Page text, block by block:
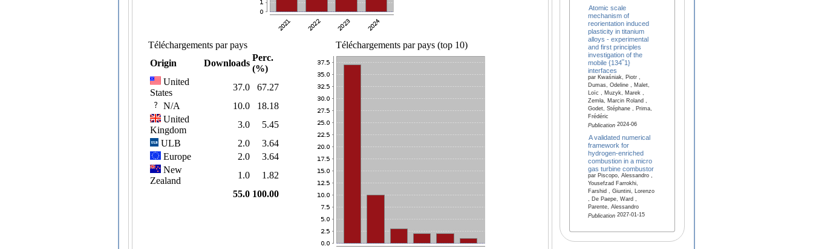
Atomic scale
mechanism of
reorientation induced
plasticity in titanium
alloys - experimental
and first principles
investigation of the
mobile {134‾1}
interfaces
par Kwaśniak, Piotr ,
Dumas, Odeline , Malet,
Loïc , Muzyk, Marek ,
Zemła, Marcin Roland ,
Godet, Stéphane , Prima,
Frédéric
Publication2024-06
A validated numerical
framework for
hydrogen-enriched
combustion in a micro
gas turbine combustor
par Piscopo, Alessandro ,
Yousefzad Farrokhi,
Farshid , Giuntini, Lorenzo
, De Paepe, Ward ,
Parente, Alessandro
Publication2027-01-15